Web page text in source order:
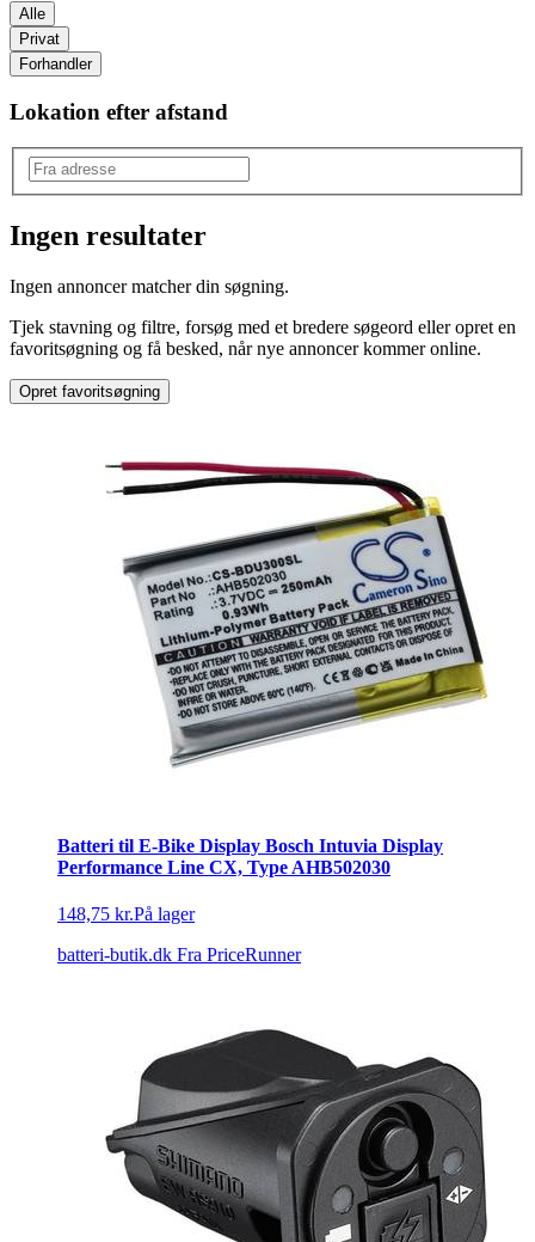
Alle
Privat
Forhandler
Lokation efter afstand
Anden type
Ingen resultater
Ingen annoncer matcher din søgning.
Tjek stavning og filtre, forsøg med et bredere søgeord eller opret en
favoritsøgning og få besked, når nye annoncer kommer online.
Opret favoritsøgning
Batteri til E-Bike Display Bosch Intuvia Display
Performance Line CX, Type AHB502030
148,75 kr.På lager
batteri-butik.dk Fra PriceRunner